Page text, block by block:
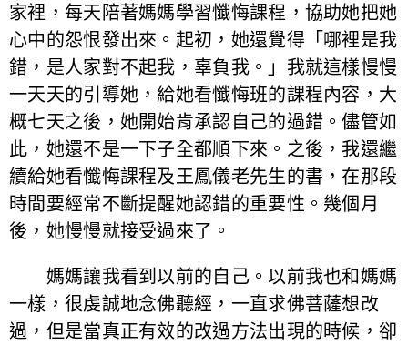
家裡，每天陪著媽媽學習懺悔課程，協助她把她
心中的怨恨發出來。起初，她還覺得「哪裡是我
錯，是人家對不起我，辜負我。」我就這樣慢慢
一天天的引導她，給她看懺悔班的課程內容，大
概七天之後，她開始肯承認自己的過錯。儘管如
此，她還不是一下子全都順下來。之後，我還繼
續給她看懺悔課程及王鳳儀老先生的書，在那段
時間要經常不斷提醒她認錯的重要性。幾個月
後，她慢慢就接受過來了。
媽媽讓我看到以前的自己。以前我也和媽媽
一樣，很虔誠地念佛聽經，一直求佛菩薩想改
過，但是當真正有效的改過方法出現的時候，卻